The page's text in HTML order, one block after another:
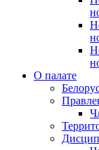
О палате